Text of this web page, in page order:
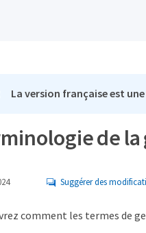
La version française est
de la
Suggérer des
comment les termes de